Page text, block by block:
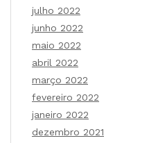
julho 2022
junho 2022
maio 2022
abril 2022
março 2022
fevereiro 2022
janeiro 2022
dezembro 2021